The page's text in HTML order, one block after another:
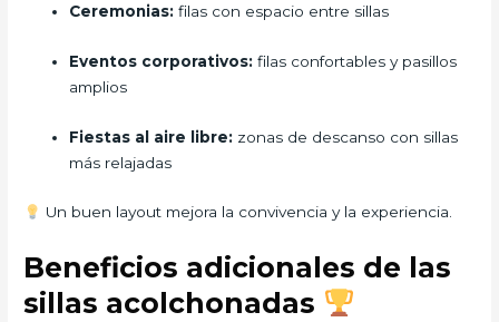
Ceremonias: filas con espacio entre sillas
Eventos corporativos: filas confortables y pasillos
amplios
Fiestas al aire libre: zonas de descanso con sillas
más relajadas
Un buen layout mejora la convivencia y la experiencia.
Beneficios adicionales de las
sillas acolchonadas